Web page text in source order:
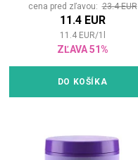
cena pred zľavou:23.4 EUR
11.4 EUR
11.4 EUR/1
ZĽAVA 51%
DO KOŠÍKA